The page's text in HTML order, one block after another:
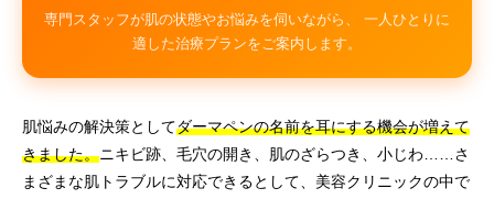
専門スタッフが肌の状態やお悩みを伺いながら、 一人ひとりに
適した治療プランをご案内します。
肌悩みの解決策としてダーマペンの名前を耳にする機会が増えて
きました。ニキビ跡、毛穴の開き、肌のざらつき、小じわ……さ
まざまな肌トラブルに対応できるとして、美容クリニックの中で